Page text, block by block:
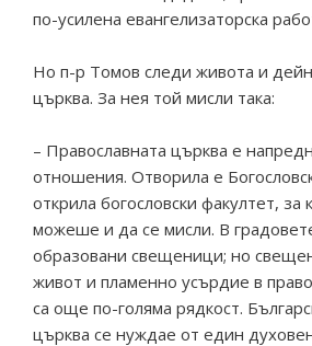
по-усилена евангелизаторска
Но п-р Томов следи живота и
църква. За нея той мисли така:
– Православната църква е
отношения. Отворила е
открила богословски факултет, за
можеше и да се мисли. В
образовани свещеници; но
живот и пламенно усърдие в
са още по-голяма рядкост.
църква се нуждае от един